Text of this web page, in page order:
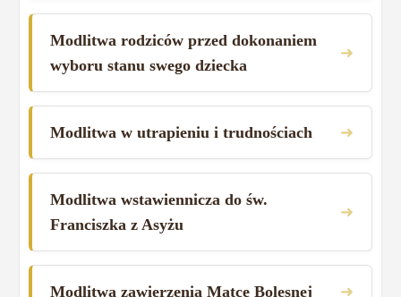
Modlitwa rodziców przed dokonaniem
wyboru stanu swego dziecka
➜
Modlitwa w utrapieniu i trudnościach ➜
Modlitwa wstawiennicza do św.
Franciszka z Asyżu
➜
Modlitwa zawierzenia Matce Bolesnej ➜